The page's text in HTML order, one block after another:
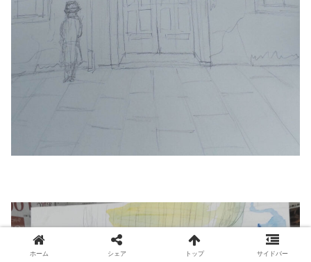
ホーム シェア トップ サイドバー